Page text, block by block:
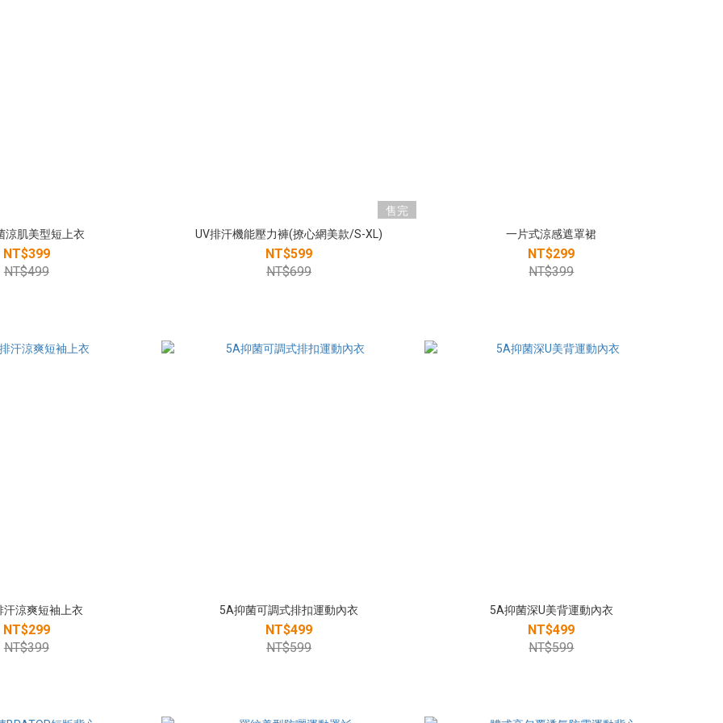
涼肌美型短上衣
NT$399
NT$499
售完
UV排汗機能壓力褲(撩心網美款/S-XL)
NT$599
NT$699
一片式涼感遮罩裙
NT$299
NT$399
汗涼爽短袖上衣
NT$299
NT$399
5A抑菌可調式排扣運動內衣
NT$499
NT$599
5A抑菌深U美背運動內衣
NT$499
NT$599